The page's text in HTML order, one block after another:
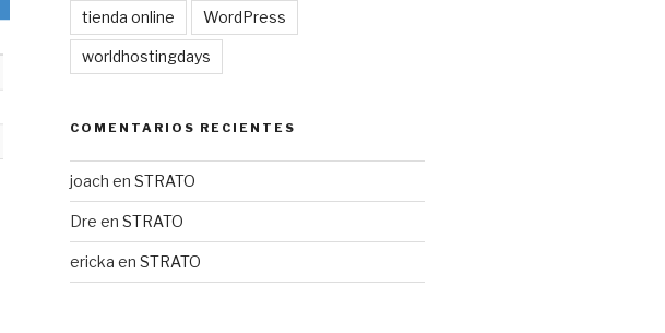
tienda online WordPress
worldhostingdays
COMENTARIOS RECIENTES
joach en STRATO
Dre en STRATO
ericka en STRATO